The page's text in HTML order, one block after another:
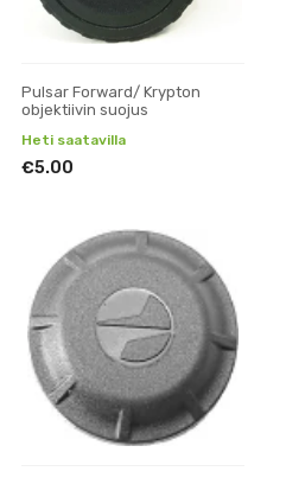
Pulsar Forward/ Krypton
objektiivin suojus
Heti saatavilla
€5.00